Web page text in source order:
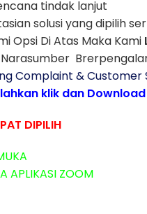
tindak lanjut
solusi yang dipilih
Opsi Di Atas Maka Kami
Complaint & Customer
klik dan Download
DIPILIH
APLIKASI ZOOM